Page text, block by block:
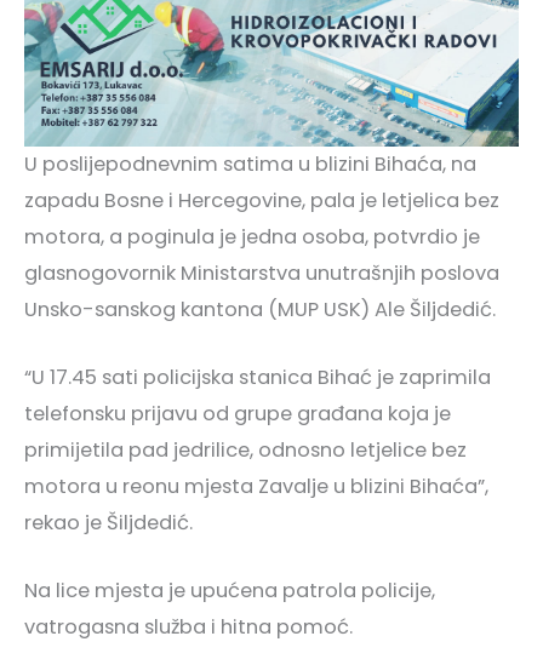
U poslijepodnevnim satima u blizini Bihaća, na
zapadu Bosne i Hercegovine, pala je letjelica bez
motora, a poginula je jedna osoba, potvrdio je
glasnogovornik Ministarstva unutrašnjih poslova
Unsko-sanskog kantona (MUP USK) Ale Šiljdedić.
“U 17.45 sati policijska stanica Bihać je zaprimila
telefonsku prijavu od grupe građana koja je
primijetila pad jedrilice, odnosno letjelice bez
motora u reonu mjesta Zavalje u blizini Bihaća”,
rekao je Šiljdedić.
Na lice mjesta je upućena patrola policije,
vatrogasna služba i hitna pomoć.